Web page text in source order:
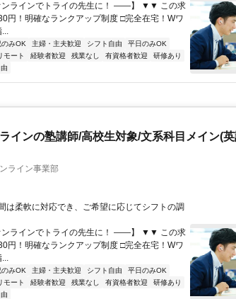
ラインでトライの先生に！ ――】 ▼▼ この求
！明確なランクアップ制度 □完全在宅！Wワ
...
のみOK 主婦・主夫歓迎 シフト自由
平日のみOK
モート 経験者歓迎 残業なし 有資格者歓迎
研修あり
インの塾講師/高校生対象/文系科目メイン(
ライン事業部
は柔軟に対応でき、ご希望に応じてシフトの調
ラインでトライの先生に！ ――】 ▼▼ この求
！明確なランクアップ制度 □完全在宅！Wワ
...
のみOK 主婦・主夫歓迎 シフト自由
平日のみOK
モート 経験者歓迎 残業なし 有資格者歓迎
研修あり